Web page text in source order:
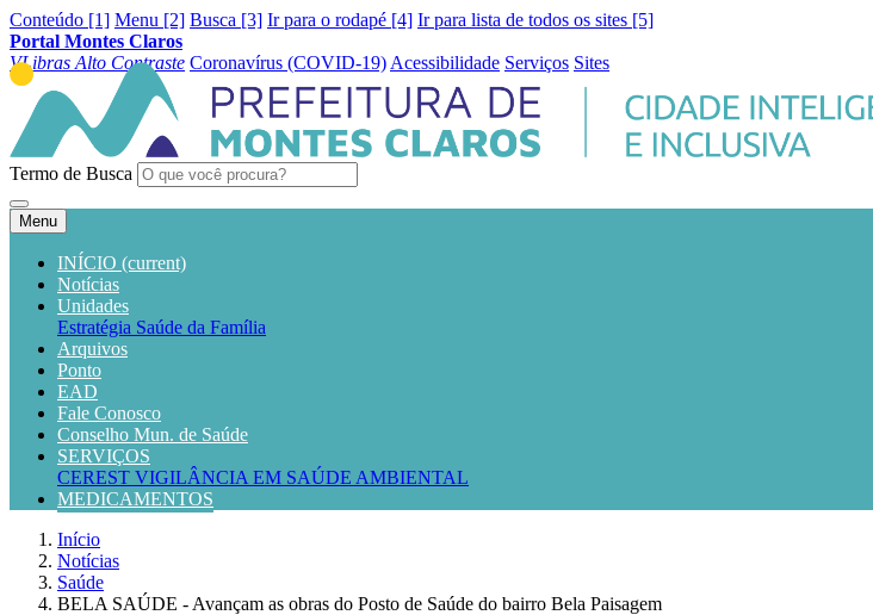
Conteúdo [1] Menu [2] Busca [3] Ir para o rodapé [4] Ir para lista de todos os sites [5]
Portal Montes Claros
VLibras Alto Contraste Coronavírus (COVID-19) Acessibilidade Serviços Sites
Termo de Busca
Menu
INÍCIO (current)
Notícias
Unidades
Estratégia Saúde da Família
Arquivos
Ponto
EAD
Fale Conosco
Conselho Mun. de Saúde
SERVIÇOS
CEREST VIGILÂNCIA EM SAÚDE AMBIENTAL
MEDICAMENTOS
Início
Notícias
Saúde
BELA SAÚDE - Avançam as obras do Posto de Saúde do bairro Bela Paisagem